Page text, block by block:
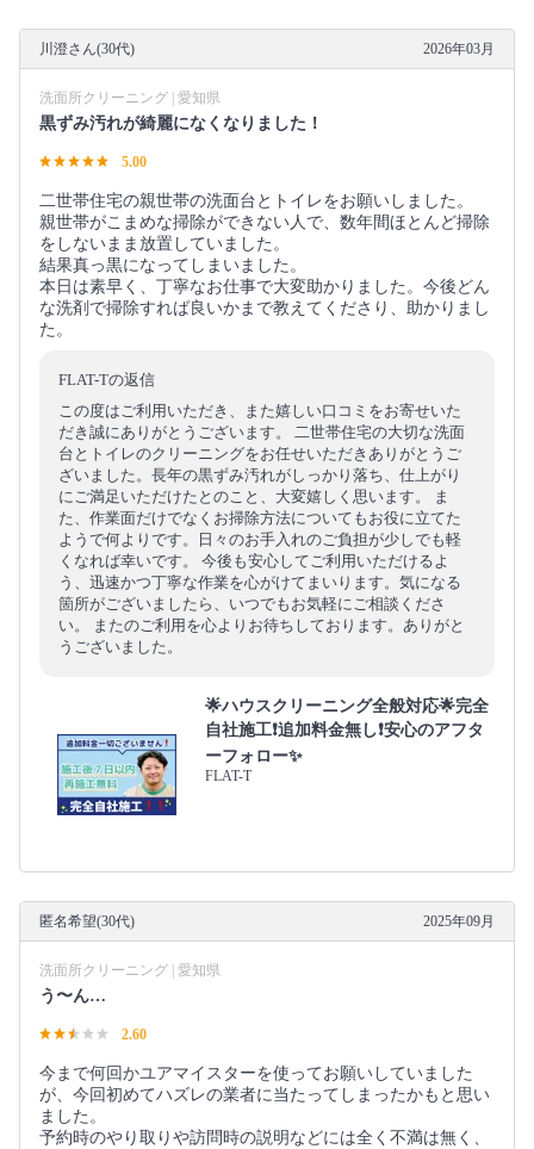
川澄さん(30代) 2026年03月
洗面所クリーニング | 愛知県
黒ずみ汚れが綺麗になくなりました！
5.00
二世帯住宅の親世帯の洗面台とトイレをお願いしました。
親世帯がこまめな掃除ができない人で、数年間ほとんど掃除
をしないまま放置していました。
結果真っ黒になってしまいました。
本日は素早く、丁寧なお仕事で大変助かりました。今後どん
な洗剤で掃除すれば良いかまで教えてくださり、助かりまし
た。
FLAT-Tの返信
この度はご利用いただき、また嬉しい口コミをお寄せいた
だき誠にありがとうございます。 二世帯住宅の大切な洗面
台とトイレのクリーニングをお任せいただきありがとうご
ざいました。長年の黒ずみ汚れがしっかり落ち、仕上がり
にご満足いただけたとのこと、大変嬉しく思います。 ま
た、作業面だけでなくお掃除方法についてもお役に立てた
ようで何よりです。日々のお手入れのご負担が少しでも軽
くなれば幸いです。 今後も安心してご利用いただけるよ
う、迅速かつ丁寧な作業を心がけてまいります。気になる
箇所がございましたら、いつでもお気軽にご相談くださ
い。 またのご利用を心よりお待ちしております。ありがと
うございました。
🌟ハウスクリーニング全般対応🌟完全
自社施工❗️追加料金無し❗️安心のアフタ
ーフォロー✨
FLAT-T
匿名希望(30代) 2025年09月
洗面所クリーニング | 愛知県
う〜ん…
2.60
今まで何回かユアマイスターを使ってお願いしていました
が、今回初めてハズレの業者に当たってしまったかもと思い
ました。
予約時のやり取りや訪問時の説明などには全く不満は無く、